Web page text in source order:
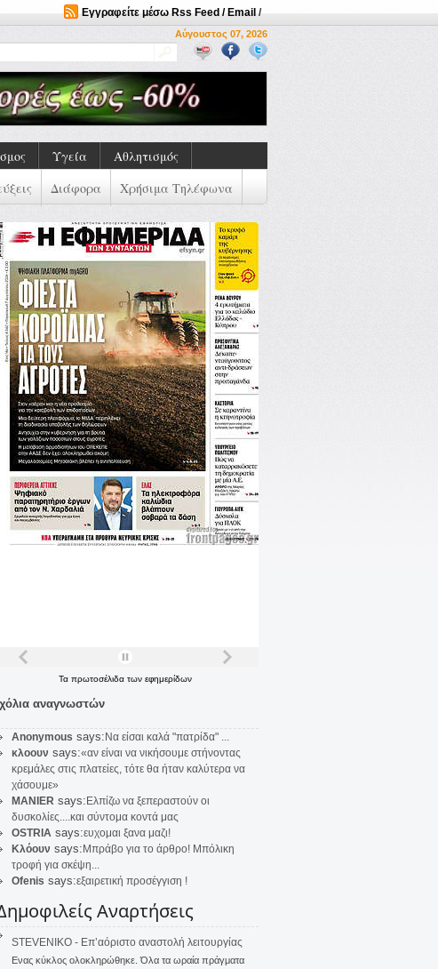
Εγγραφείτε μέσω Rss Feed / Email /
Αύγουστος 07, 2026
Υγεία
Αθλητισμός
Διάφορα Χρήσιμα Τηλέφωνα
Τα πρωτοσέλιδα των εφημερίδων
αναγνωστών
Anonymous says: Να είσαι καλά "πατρίδα" ...
κλοουν says:«αν είναι να νικήσουμε στήνοντας
κρεμάλες στις πλατείες, τότε θα ήταν καλύτερα να
χάσουμε»
MANIER says: Ελπίζω να ξεπεραστούν οι
δυσκολίες....και σύντομα κοντά μας
OSTRIA says:ευχομαι ξανα μαζι!
Κλόουν says: Μπράβο για το άρθρο! Μπόλικη
τροφή για σκέψη...
Ofenis says:εξαιρετική προσέγγιση !
Αναρτήσεις
STEVENIKO - Επ’αόριστο αναστολή λειτουργίας
Ενας κύκλος ολοκληρώθηκε. Όλα τα ωραία πράγματα